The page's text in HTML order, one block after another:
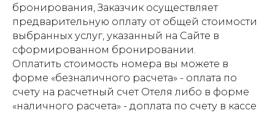
бронирования, Заказчик осуществляет
предварительную оплату от общей стоимости
выбранных услуг, указанный на Сайте в
сформированном бронировании.
Оплатить стоимость номера вы можете в
форме «безналичного расчета» - оплата по
счету на расчетный счет Отеля либо в форме
«наличного расчета» - доплата по счету в кассе